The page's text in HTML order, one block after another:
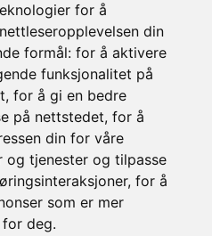
for å
din
formål: for å aktivere
funksjonalitet på
, for å gi en bedre
på nettstedet, for å
din for våre
og tjenester og tilpasse
, for å
som er mer
for deg.